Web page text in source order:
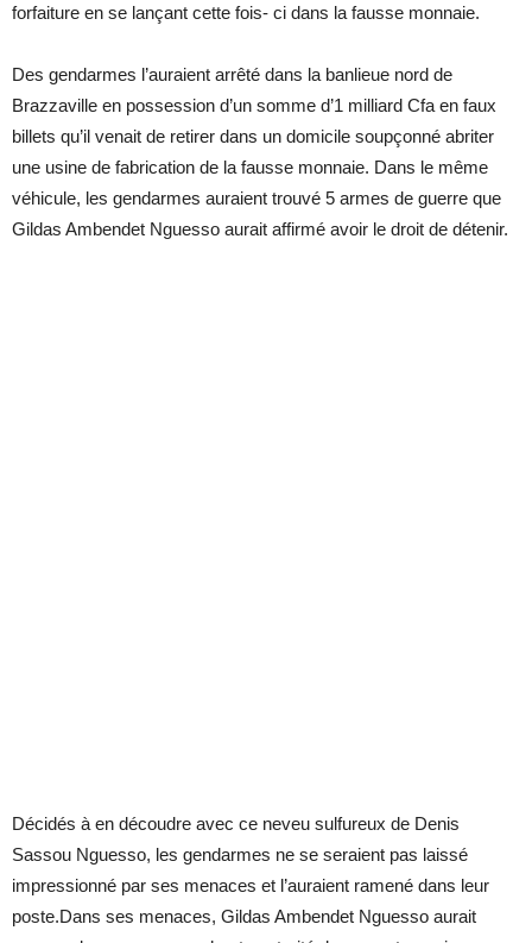
forfaiture en se lançant cette fois- ci dans la fausse monnaie.
Des gendarmes l’auraient arrêté dans la banlieue nord de
Brazzaville en possession d’un somme d’1 milliard Cfa en faux
billets qu’il venait de retirer dans un domicile soupçonné abriter
une usine de fabrication de la fausse monnaie. Dans le même
véhicule, les gendarmes auraient trouvé 5 armes de guerre que
Gildas Ambendet Nguesso aurait affirmé avoir le droit de détenir.
Décidés à en découdre avec ce neveu sulfureux de Denis
Sassou Nguesso, les gendarmes ne se seraient pas laissé
impressionné par ses menaces et l’auraient ramené dans leur
poste.Dans ses menaces, Gildas Ambendet Nguesso aurait